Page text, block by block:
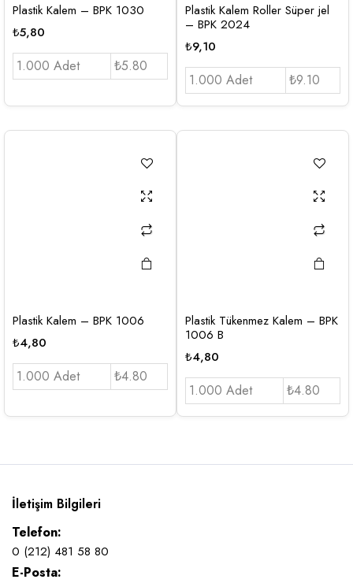
Plastik Kalem – BPK 1030
₺5,80
1.000 Adet ₺5.80
Plastik Kalem Roller Süper jel
– BPK 2024
₺9,10
1.000 Adet ₺9.10
Plastik Kalem – BPK 1006
₺4,80
1.000 Adet ₺4.80
Plastik Tükenmez Kalem – BPK
1006 B
₺4,80
1.000 Adet ₺4.80
İletişim Bilgileri
Telefon:
0 (212) 481 58 80
E-Posta: